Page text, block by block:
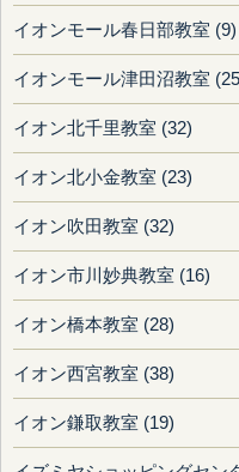
イオンモール春日部教室 (9)
イオンモール津田沼教室
イオン北千里教室 (32)
イオン北小金教室 (23)
イオン吹田教室 (32)
イオン市川妙典教室 (16)
イオン橋本教室 (28)
イオン西宮教室 (38)
イオン鎌取教室 (19)